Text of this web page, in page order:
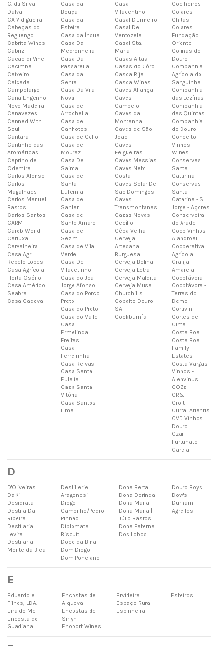
C. da Silva -
Dalva
CA Vidigueira
Cabeças do
Reguengo
Cabrita Wines
Cabriz
Cacao di Vine
Cacimba
Caixeiro
Calçada
Campolargo
Cana Engenho
Novo Madeira
Canavezes
Canned With
Soul
Cantara
Cantinho das
Aromáticas
Caprino de
Odemira
Carlos Alonso
Carlos
Magalhães
Carlos Manuel
Bastos
Carlos Santos
CARM
Carob World
Cartuxa
Carvalheira
Casa Agr.
Rebelo Lopes
Casa Agrícola
Horta Osório
Casa Américo
Seabra
Casa Cadaval
Casa da
Bouça
Casa da
Esteira
Casa da Ínsua
Casa Da
Medronheira
Casa Da
Passarella
Casa da
Senra
Casa Da Vila
Nova
Casa de
Arrochella
Casa de
Canhotos
Casa de Cello
Casa de
Mouraz
Casa De
Saima
Casa de
Santa
Eufemia
Casa de
Santar
Casa de
Santo Amaro
Casa de
Sezim
Casa de Vila
Verde
Casa De
Vilacetinho
Casa do Joa -
Jorge Afonso
Casa do Porco
Preto
Casa do Preto
Casa do Valle
Casa
Ermelinda
Freitas
Casa
Ferreirinha
Casa Relvas
Casa Santa
Eulalia
Casa Santa
Vitória
Casa Santos
Lima
Casa
Vilacentino
Casal D'Ermeiro
Casal De
Ventozela
Casal Sta.
Maria
Casas Altas
Casas do Côro
Casca Rija
Casca Wines
Caves Aliança
Caves
Campelo
Caves da
Montanha
Caves de São
João
Caves
Felgueiras
Caves Messias
Caves Neto
Costa
Caves Solar De
São Domingos
Caves
Transmontanas
Cazas Novas
Cecílio
Cêpa Velha
Cerveja
Artesanal
Burguesa
Cerveja Bolina
Cerveja Letra
Cerveja Maldita
Cerveja Musa
Churchill's
Cobalto Douro
SA
Cockburn´s
Coelheiros
Colares
Chitas
Colares
Fundação
Oriente
Colinas do
Douro
Companhia
Agrícola do
Sanguinhal
Companhia
das Lezírias
Companhia
das Quintas
Companhia
do Douro
Conceito
Vinhos -
Wines
Conservas
Santa
Catarina
Conservas
Santa
Catarina - S.
Jorge - Açores
Conserveira
do Arade
Coop Vinhos
Alandroal
Cooperativa
Agrícola
Granja-
Amarela
CoopTávora
Cooptávora -
Terras do
Demo
Coravin
Cortes de
Cima
Costa Boal
Costa Boal
Family
Estates
Costa Vargas
Vinhos -
Alenvinus
COZs
CR&F
Croft
Curral Atlantis
CVD Vinhos
Douro
Czar -
Furtunato
Garcia
D
D'Oliveiras
Da'Ki
Desidrata
Destila Da
Ribeira
Destilaria
Levira
Destilaria
Monte da Bica
Destillerie
Aragonesi
Diogo
Campilho/Pedro
Pinhao
Diplomata
Biscuit
Doce da Bina
Dom Diogo
Dom Ponciano
Dona Berta
Dona Dorinda
Dona Maria
Dona Maria |
Júlio Bastos
Dona Paterna
Dos Lobos
Douro Boys
Dow's
Durham -
Agrellos
E
Eduardo e
Filhos, LDA.
Eira do Mel
Encosta do
Guadiana
Encostas de
Alqueva
Encostas de
Sirlyn
Enoport Wines
Ervideira
Espaço Rural
Espinheira
Esteiros